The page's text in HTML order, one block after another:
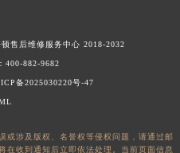
售后维修服务中心 2018-2032
400-882-9682
备2025030220号-47
或涉及版权、名誉权等侵权问题，请通过邮
在收到通知后立即依法处理。当前页面信息